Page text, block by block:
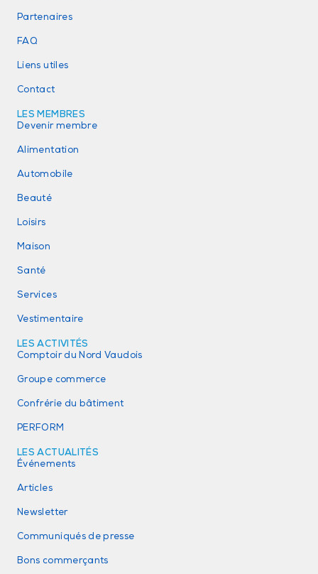
Partenaires
FAQ
Liens utiles
Contact
LES MEMBRES
Devenir membre
Alimentation
Automobile
Beauté
Loisirs
Maison
Santé
Services
Vestimentaire
LES ACTIVITÉS
Comptoir du Nord Vaudois
Groupe commerce
Confrérie du bâtiment
PERFORM
LES ACTUALITÉS
Événements
Articles
Newsletter
Communiqués de presse
Bons commerçants